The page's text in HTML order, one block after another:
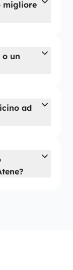
migliore
un
ad